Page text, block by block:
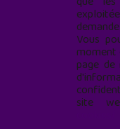
Vous
moment
page
site